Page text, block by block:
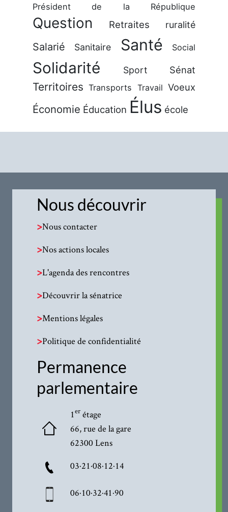
Président de la République
Question Retraites ruralité
Salarié Sanitaire Santé Social
Solidarité Sport Sénat
Territoires Transports Travail Voeux
Économie Éducation Élus école
Nous découvrir
>Nous contacter
>Nos actions locales
>L'agenda des rencontres
>Découvrir la sénatrice
>Mentions légales
>Politique de confidentialité
Permanence
parlementaire
1erétage
66, rue de la gare
62300 Lens
03·21·08·12·14
06·10·32·41·90